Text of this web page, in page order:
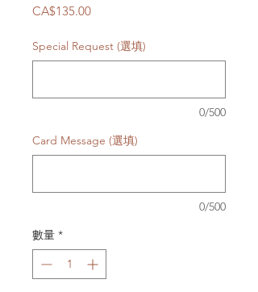
CA$135.00價
Special Request (選填)
0/500
Card Message (選填)
0/500
數量 *